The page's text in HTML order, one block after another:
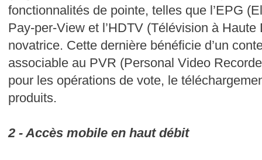
fonctionnalités de pointe, telles que l’EPG
Pay-per-View et l’HDTV (Télévision à Haute
novatrice. Cette dernière bénéficie d’un
associable au PVR (Personal Video
pour les opérations de vote, le
produits.
2 - Accès mobile en haut débit